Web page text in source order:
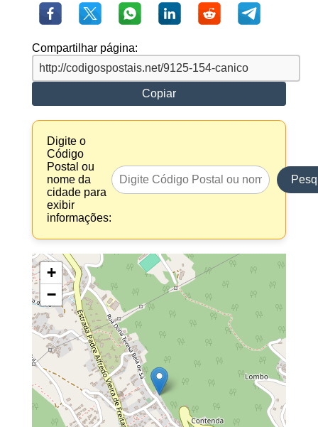
Compartilhar página:
Copiar
Digite o
Código
Postal ou
nome da
cidade para
exibir
informações:
+
−